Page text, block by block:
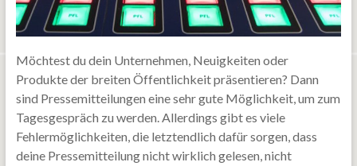
Möchtest du dein Unternehmen, Neuigkeiten oder
Produkte der breiten Öffentlichkeit präsentieren? Dann
sind Pressemitteilungen eine sehr gute Möglichkeit, um zum
Tagesgespräch zu werden. Allerdings gibt es viele
Fehlermöglichkeiten, die letztendlich dafür sorgen, dass
deine Pressemitteilung nicht wirklich gelesen, nicht